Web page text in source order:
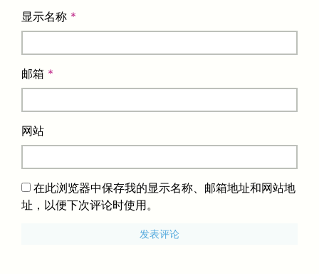
显示名称 *
邮箱 *
网站
在此浏览器中保存我的显示名称、邮箱地址和网站地
址，以便下次评论时使用。